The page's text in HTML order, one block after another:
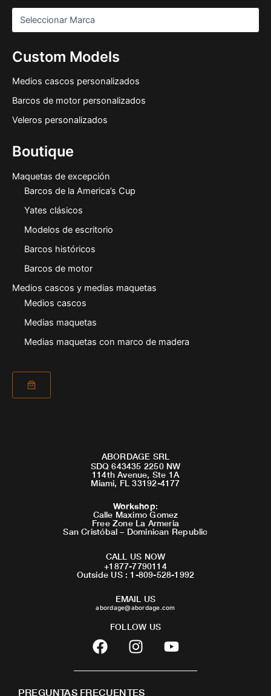
Custom Models
Medios cascos personalizados
Barcos de motor personalizados
Veleros personalizados
Boutique
Maquetas de excepción
Barcos de la America’s Cup
Yates clásicos
Modelos de escritorio
Barcos históricos
Barcos de motor
Medios cascos y medias maquetas
Medios cascos
Medias maquetas
Medias maquetas con marco de madera
ABORDAGE SRL
SDQ 643435 2250 NW
114th Avenue, Ste 1A
Miami, FL 33192-4177
Workshop:
Calle Maximo Gomez
Free Zone La Armeria
San Cristóbal – Dominican Republic
CALL US NOW
+1877-7790114
Outside US : 1-809-528-1992
EMAIL US
abordage@abordage.com
FOLLOW US
F
a
c
I
n
s
Y
o
u
PREGUNTAS FRECUENTES